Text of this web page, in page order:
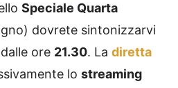
Speciale Quarta
dovrete sintonizzarvi
ore 21.30. La diretta
lo streaming